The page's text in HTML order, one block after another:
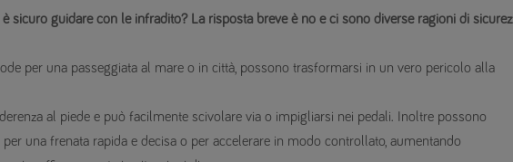
sicuro guidare con le infradito? La risposta breve è no e ci sono diverse ragioni di
per una passeggiata al mare o in città, possono trasformarsi in un vero pericolo alla
al piede e può facilmente scivolare via o impigliarsi nei pedali. Inoltre possono
una frenata rapida e decisa o per accelerare in modo controllato, aumentando